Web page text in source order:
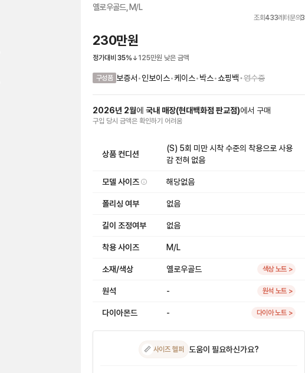
옐로우골드, M/L
조회433레터문의3
230만원
정가대비 35% 125만원 낮은 금액
구성품 보증서 •인보이스•케이스•박스•쇼핑백•영수증
2026년 2월에 국내 매장(현대백화점 판교점)에서 구매
구입 당시 금액은 확인하기 어려움
상품 컨디션
(S) 5회 미만 시착 수준의 착용으로 사용
감 전혀 없음
모델 사이즈 해당없음
폴리싱 여부 없음
길이 조정여부 없음
착용 사이즈 M/L
소재/색상 옐로우골드 색상 노트 >
원석 - 원석 노트 >
다이아몬드 - 다이아 노트 >
📏 사이즈 헬퍼 도움이 필요하신가요?